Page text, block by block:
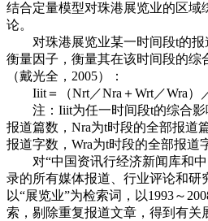
结合定量模型对珠港展览业的区域
论。
对珠港展览业某一时间段t的报
衡量因子，衡量其在该时间段的综
（戴光全，2005）：
Iiit＝（Nrt／Nra＋Wrt／Wra）
注：Iiit为任一时间段t的综合
报道篇数，Nra为t时段的全部报道
报道字数，Wra为t时段的全部报道
对“中国资讯行经济新闻库和中
录的所有媒体报道、行业评论和研
以“展览业”为检索词，以1993～
索，剔除重复报道文章，得到有关